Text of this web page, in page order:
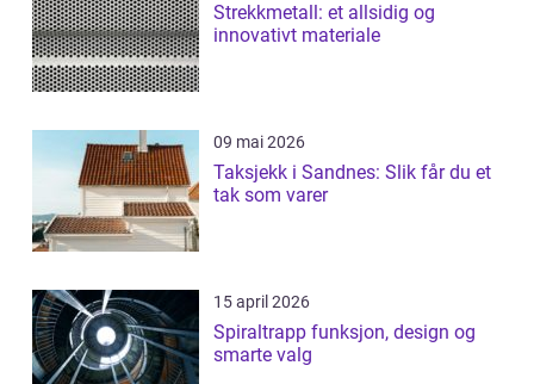
Strekkmetall: et allsidig og
innovativt materiale
09 mai 2026
Taksjekk i Sandnes: Slik får du et
tak som varer
15 april 2026
Spiraltrapp funksjon, design og
smarte valg